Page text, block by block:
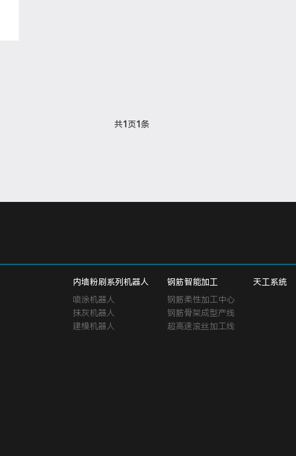
共1 页1 条
内墙粉刷系列机器人
喷涂机器人
抹灰机器人
建模机器人
钢筋智能加工
钢筋柔性加工中心
钢筋骨架成型产线
超高速滚丝加工线
天工系统